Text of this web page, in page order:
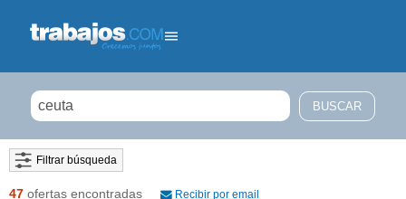
Filtrar búsqueda
47 ofertas encontradas Recibir por email